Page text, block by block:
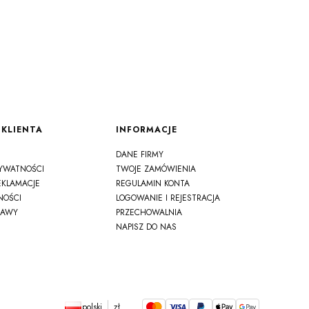
INFORMACJE
DANE FIRMY
TWOJE ZAMÓWIENIA
REGULAMIN KONTA
LOGOWANIE I REJESTRACJA
PRZECHOWALNIA
NAPISZ DO NAS